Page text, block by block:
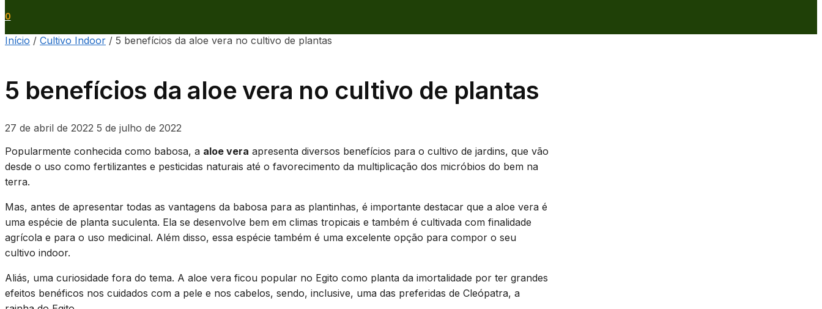
0
Início / Cultivo Indoor / 5 benefícios da aloe vera no cultivo de plantas
5 benefícios da aloe vera no cultivo de plantas
27 de abril de 2022 5 de julho de 2022
Popularmente conhecida como babosa, a aloe vera apresenta diversos benefícios para o cultivo de jardins, que vão
desde o uso como fertilizantes e pesticidas naturais até o favorecimento da multiplicação dos micróbios do bem na
terra.
Mas, antes de apresentar todas as vantagens da babosa para as plantinhas, é importante destacar que a aloe vera é
uma espécie de planta suculenta. Ela se desenvolve bem em climas tropicais e também é cultivada com finalidade
agrícola e para o uso medicinal. Além disso, essa espécie também é uma excelente opção para compor o seu
cultivo indoor.
Aliás, uma curiosidade fora do tema. A aloe vera ficou popular no Egito como planta da imortalidade por ter grandes
efeitos benéficos nos cuidados com a pele e nos cabelos, sendo, inclusive, uma das preferidas de Cleópatra, a